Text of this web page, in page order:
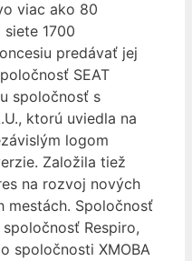
viac ako 80
1700
predávať jej
SEAT
spoločnosť s
ktorú uviedla na
logom
Založila tiež
na rozvoj nových
mestách. Spoločnosť
Respiro,
spoločnosti XMOBA